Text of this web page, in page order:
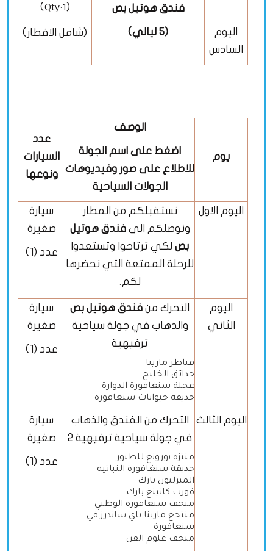
اليوم
السادس
فندق هوتيل بص
(5 ليالي)
(
Qty:1
)
(شامل الافطار)
يوم
الوصف
اضغط على اسم الجولة
للاطلاع على صور وفيديوهات
الجولات السياحية
عدد
السيارات
ونوعها
اليوم الاول
نستقبلكم من المطار
ونوصلكم الىفندق هوتيل
بص لكي ترتاحوا وتستعدوا
للرحلة الممتعة التي نحضرها
لكم.
سيارة
صغيرة
عدد (1)
اليوم
الثاني
التحرك من فندق هوتيل بص
والذهاب في جولة سياحية
ترفيهية
قناطر مارينا
حدائق الخليج
عجلة سنغافورة الدوارة
حديقة حيوانات سنغافورة
سيارة
صغيرة
عدد (1)
اليوم الثالث
التحرك من الفندق والذهاب
في جولة سياحية ترفيهية 2
منتزه يورونع للطيور
حديقة سنغافورة النباتيه
الميرليون بارك
فورت كانينغ بارك
متحف سنغافورة الوطني
منتجع مارينا باي ساندرز في
سنغافورة
متحف علوم الفن
سيارة
صغيرة
عدد (1)